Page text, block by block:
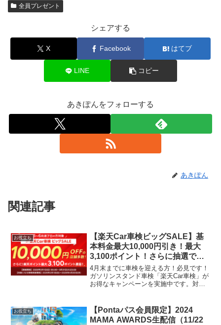
全員プレゼント
シェアする
X Facebook はてブ
LINE コピー
あきぽんをフォローする
あきぽん
関連記事
お役立ち
【楽天Car車検ビッグSALE】基
本料金最大10,000円引き！最大
3,100ポイント！さらに抽選で楽
天トラベルで使えるクーポンが当
たる！！特別クーポンで1000円
OFF
4月末までに車検を迎える方！必見です！
ガソリンスタンド車検「楽天Car車検」が
お得なキャンペーンを実施中です。対象
イント！楽天トラベルで使えるクーポン5
千円相当が...
お役立ち
【Pontaパス会員限定】2024
MAMA AWARDS生配信（11/22